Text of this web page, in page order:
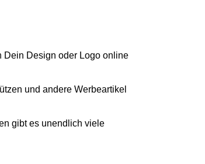
Dein Design oder Logo online
und andere Werbeartikel
gibt es unendlich viele